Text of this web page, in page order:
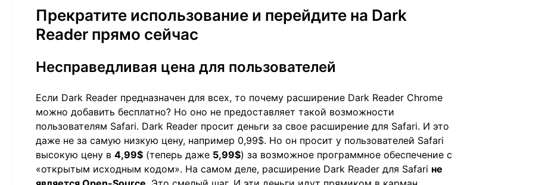
Прекратите использование и перейдите на Dark
Reader прямо сейчас
Несправедливая цена для пользователей
Если Dark Reader предназначен для всех, то почему расширение Dark Reader Chrome
можно добавить бесплатно? Но оно не предоставляет такой возможности
пользователям Safari. Dark Reader просит деньги за свое расширение для Safari. И это
даже не за самую низкую цену, например 0,99$. Но он просит у пользователей Safari
высокую цену в4,99$ (теперь даже 5,99$) за возможное программное обеспечение с
«открытым исходным кодом». На самом деле, расширение Dark Reader для Safari не